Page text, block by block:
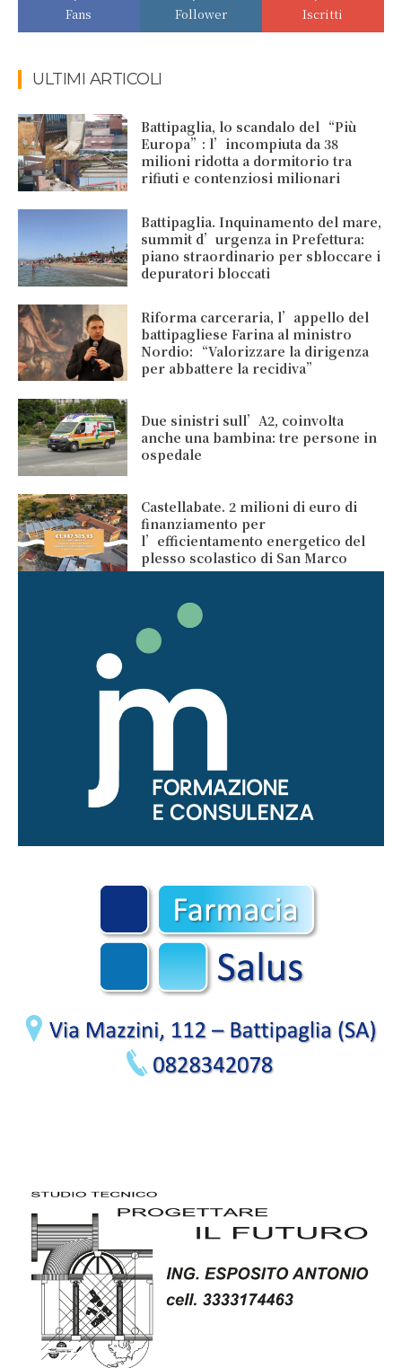
Fans Follower Iscritti
ULTIMI ARTICOLI
Battipaglia, lo scandalo del “Più
Europa”: l’incompiuta da 38
milioni ridotta a dormitorio tra
rifiuti e contenziosi milionari
Battipaglia. Inquinamento del mare,
summit d’urgenza in Prefettura:
piano straordinario per sbloccare i
depuratori bloccati
Riforma carceraria, l’appello del
battipagliese Farina al ministro
Nordio: “Valorizzare la dirigenza
per abbattere la recidiva”
Due sinistri sull’A2, coinvolta
anche una bambina: tre persone in
ospedale
Castellabate. 2 milioni di euro di
finanziamento per
l’efficientamento energetico del
plesso scolastico di San Marco